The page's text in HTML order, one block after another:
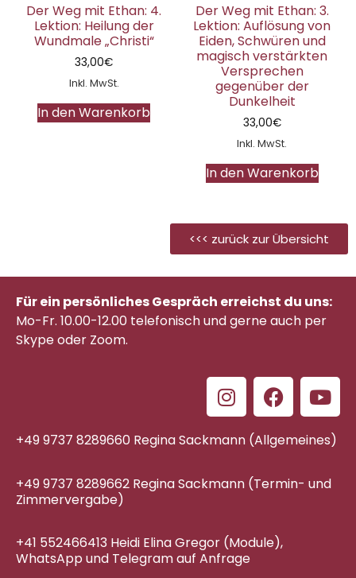
Der Weg mit Ethan: 4.
Lektion: Heilung der
Wundmale „Christi“
33,00€
Inkl. MwSt.
In den Warenkorb
Der Weg mit Ethan: 3.
Lektion: Auflösung von
Eiden, Schwüren und
magisch verstärkten
Versprechen
gegenüber der
Dunkelheit
33,00€
Inkl. MwSt.
In den Warenkorb
<<< zurück zur Übersicht
Für ein persönliches Gespräch erreichst du uns:
Mo-Fr. 10.00-12.00 telefonischund gerne auch per
Skype oder Zoom.
+49 9737 8289660 Regina Sackmann (Allgemeines)
+49 9737 8289662 Regina Sackmann (Termin- und
Zimmervergabe)
+41 552466413 Heidi Elina Gregor (Module),
WhatsApp und Telegram auf Anfrage